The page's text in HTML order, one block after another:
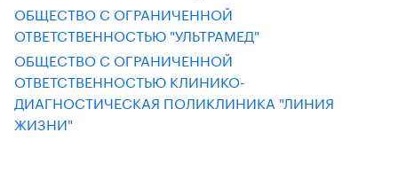
ОБЩЕСТВО С ОГРАНИЧЕННОЙ
ОТВЕТСТВЕННОСТЬЮ "УЛЬТРАМЕД"
ОБЩЕСТВО С ОГРАНИЧЕННОЙ
ОТВЕТСТВЕННОСТЬЮ КЛИНИКО-
ДИАГНОСТИЧЕСКАЯ ПОЛИКЛИНИКА "ЛИНИЯ
ЖИЗНИ"